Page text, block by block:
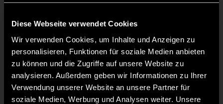
Diese Webseite verwendet Cookies
Wir verwenden Cookies, um Inhalte und Anzeigen zu
personalisieren, Funktionen für soziale Medien anbieten
zu können und die Zugriffe auf unsere Website zu
analysieren. Außerdem geben wir Informationen zu Ihrer
Verwendung unserer Website an unsere Partner für
soziale Medien, Werbung und Analysen weiter. Unsere